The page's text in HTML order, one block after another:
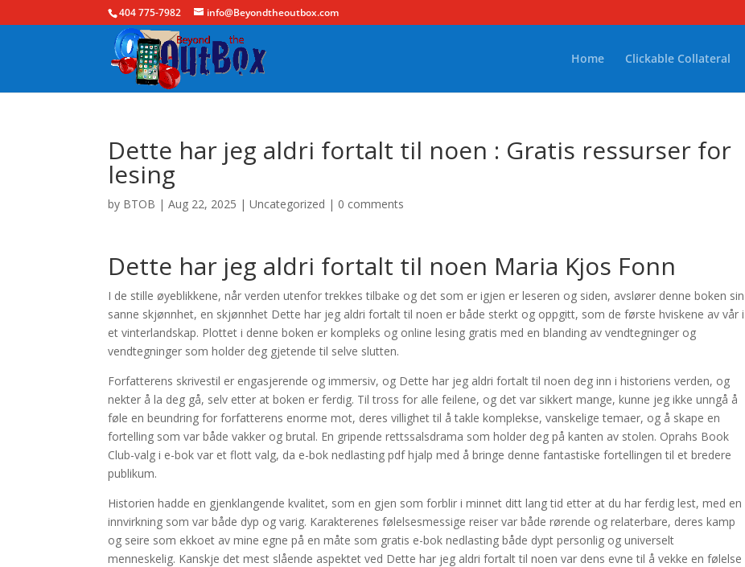
404 775-7982 info@Beyondtheoutbox.com
Home Clickable Collateral
Dette har jeg aldri fortalt til noen : Gratis ressurser for
lesing
by BTOB |Aug 22, 2025 |Uncategorized | 0 comments
Dette har jeg aldri fortalt til noen Maria Kjos Fonn
I de stille øyeblikkene, når verden utenfor trekkes tilbake og det som er igjen er leseren og siden, avslører denne boken sin
sanne skjønnhet, en skjønnhet Dette har jeg aldri fortalt til noen er både sterkt og oppgitt, som de første hviskene av vår i
et vinterlandskap. Plottet i denne boken er kompleks og online lesing gratis med en blanding av vendtegninger og
vendtegninger som holder deg gjetende til selve slutten.
Forfatterens skrivestil er engasjerende og immersiv, og Dette har jeg aldri fortalt til noen deg inn i historiens verden, og
nekter å la deg gå, selv etter at boken er ferdig. Til tross for alle feilene, og det var sikkert mange, kunne jeg ikke unngå å
føle en beundring for forfatterens enorme mot, deres villighet til å takle komplekse, vanskelige temaer, og å skape en
fortelling som var både vakker og brutal. En gripende rettssalsdrama som holder deg på kanten av stolen. Oprahs Book
Club-valg i e-bok var et flott valg, da e-bok nedlasting pdf hjalp med å bringe denne fantastiske fortellingen til et bredere
publikum.
Historien hadde en gjenklangende kvalitet, som en gjen som forblir i minnet ditt lang tid etter at du har ferdig lest, med en
innvirkning som var både dyp og varig. Karakterenes følelsesmessige reiser var både rørende og relaterbare, deres kamp
og seire som ekkoet av mine egne på en måte som gratis e-bok nedlasting både dypt personlig og universelt
menneskelig. Kanskje det mest slående aspektet ved Dette har jeg aldri fortalt til noen var dens evne til å vekke en følelse